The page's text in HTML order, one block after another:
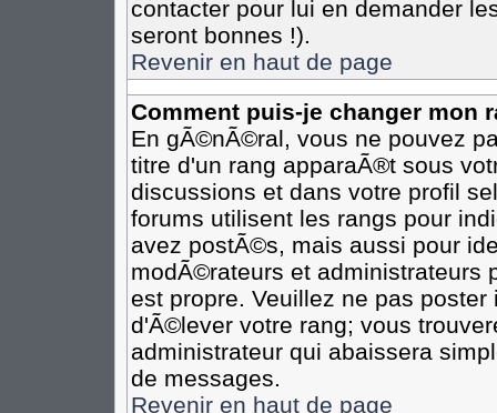
contacter pour lui en demander
seront bonnes !).
Revenir en haut de page
Comment puis-je changer mon
En gÃ©nÃ©ral, vous ne pouvez
titre d'un rang apparaÃ®t sous
discussions et dans votre profil
forums utilisent les rangs pour
avez postÃ©s, mais aussi pour
modÃ©rateurs et administrateurs
est propre. Veuillez ne pas
d'Ã©lever votre rang; vous
administrateur qui abaissera
de messages.
Revenir en haut de page